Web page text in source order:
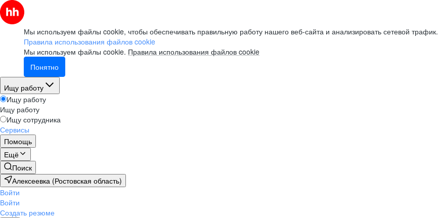
Мы используем файлы cookie, чтобы обеспечивать правильную работу нашего веб-сайта и анализировать сетевой трафик.
Правила использования файлов cookie
Мы используем файлы cookie. Правила использования файлов cookie
Понятно
Ищу работу
Ищу работу
Ищу работу
Ищу сотрудника
Сервисы
Помощь
Ещё
Поиск
Алексеевка (Ростовская область)
Войти
Войти
Создать резюме